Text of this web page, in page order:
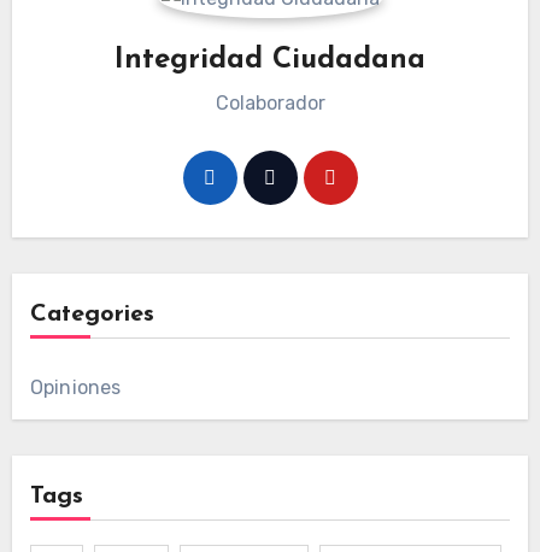
Integridad Ciudadana
Colaborador
Categories
Opiniones
Tags